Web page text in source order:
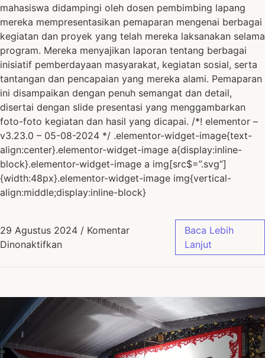
mahasiswa didampingi oleh dosen pembimbing lapang
mereka mempresentasikan pemaparan mengenai berbagai
kegiatan dan proyek yang telah mereka laksanakan selama
program. Mereka menyajikan laporan tentang berbagai
inisiatif pemberdayaan masyarakat, kegiatan sosial, serta
tantangan dan pencapaian yang mereka alami. Pemaparan
ini disampaikan dengan penuh semangat dan detail,
disertai dengan slide presentasi yang menggambarkan
foto-foto kegiatan dan hasil yang dicapai. /*! elementor –
v3.23.0 – 05-08-2024 */ .elementor-widget-image{text-
align:center}.elementor-widget-image a{display:inline-
block}.elementor-widget-image a img[src$=”.svg”]
{width:48px}.elementor-widget-image img{vertical-
align:middle;display:inline-block}
29 Agustus 2024 / Komentar
Dinonaktifkan
Baca Lebih
Lanjut